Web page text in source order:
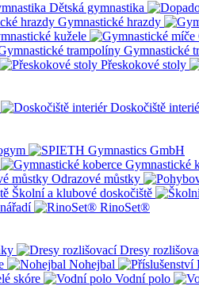
Dětská gymnastika
Gymnastické hrazdy
kužele
Gymnastické
Přeskokové stoly
Doskočiště
Gymnastické
Odrazové můstky
Školní a klubové doskočiště
RinoSet®
Dresy
Nohejbal
skóre Vodní polo